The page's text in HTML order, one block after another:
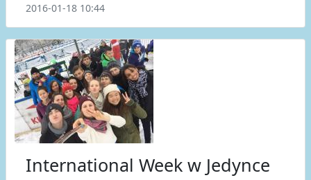
2016-01-18 10:44
International Week w Jedynce